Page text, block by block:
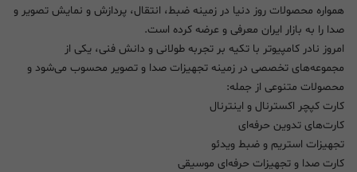
همواره محصولات روز دنیا در زمینه ضبط، انتقال، پردازش و نمایش تصویر و
صدا را به بازار ایران معرفی و عرضه کرده است.
امروز نادر کامپیوتر با تکیه بر تجربه طولانی و دانش فنی، یکی از
مجموعه‌های تخصصی در زمینه تجهیزات صدا و تصویر محسوب می‌شود و
محصولات متنوعی از جمله:
کارت کپچر اکسترنال و اینترنال
کارت‌های تدوین حرفه‌ای
تجهیزات استریم و ضبط ویدئو
کارت صدا و تجهیزات حرفه‌ای موسیقی